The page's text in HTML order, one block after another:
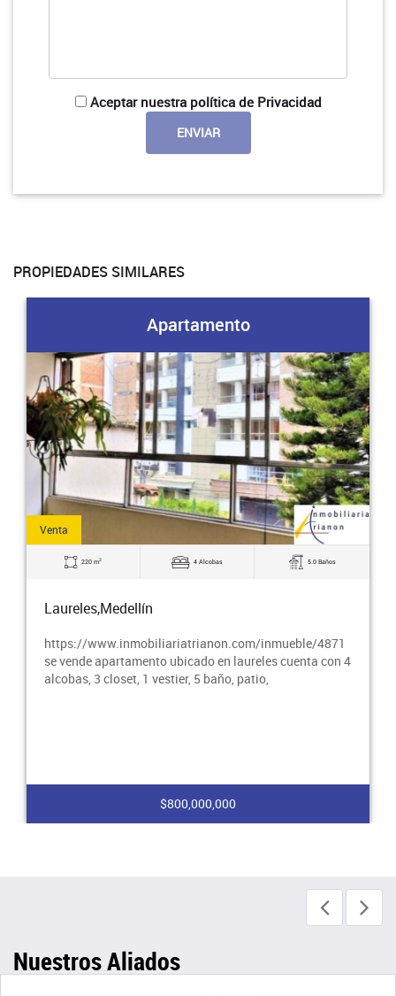
Aceptar nuestra política de Privacidad
PROPIEDADES SIMILARES
Apartamento
Venta
220 m2 4 Alcobas 5.0 Baños
Laureles,Medellín
https://www.inmobiliariatrianon.com/inmueble/4871
se vende apartamento ubicado en laureles cuenta con 4
alcobas, 3 closet, 1 vestier, 5 baño, patio,
$800,000,000
Nuestros Aliados